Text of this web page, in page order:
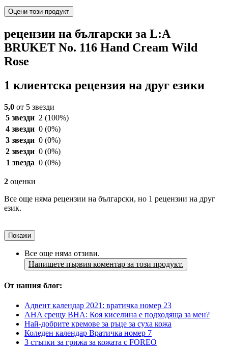
Оцени този продукт
рецензии на български за L:A
BRUKET No. 116 Hand Cream Wild
Rose
1 клиентска рецензия на друг езики
5,0 от 5 звезди
5 звезди 2 (100%)
4 звезди 0 (0%)
3 звезди 0 (0%)
2 звезди 0 (0%)
1 звезда 0 (0%)
2 оценки
Все още няма рецензии на български, но 1 рецензии на друг
език.
Покажи
Все още няма отзиви.
Напишете първия коментар за този продукт.
От нашия блог:
Адвент календар 2021: вратичка номер 23
AHA срещу BHA: Коя киселина е подходяща за мен?
Най-добрите кремове за ръце за суха кожа
Коледен календар Вратичка номер 7
3 стъпки за грижа за кожата с FOREO